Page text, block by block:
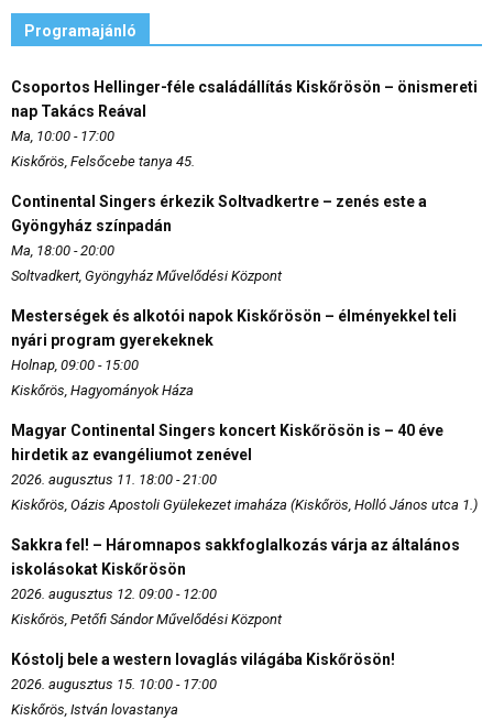
Programajánló
Csoportos Hellinger-féle családállítás Kiskőrösön – önismereti
nap Takács Reával
Ma, 10:00 - 17:00
Kiskőrös, Felsőcebe tanya 45.
Continental Singers érkezik Soltvadkertre – zenés este a
Gyöngyház színpadán
Ma, 18:00 - 20:00
Soltvadkert, Gyöngyház Művelődési Központ
Mesterségek és alkotói napok Kiskőrösön – élményekkel teli
nyári program gyerekeknek
Holnap, 09:00 - 15:00
Kiskőrös, Hagyományok Háza
Magyar Continental Singers koncert Kiskőrösön is – 40 éve
hirdetik az evangéliumot zenével
2026. augusztus 11. 18:00 - 21:00
Kiskőrös, Oázis Apostoli Gyülekezet imaháza (Kiskőrös, Holló János utca 1.)
Sakkra fel! – Háromnapos sakkfoglalkozás várja az általános
iskolásokat Kiskőrösön
2026. augusztus 12. 09:00 - 12:00
Kiskőrös, Petőfi Sándor Művelődési Központ
Kóstolj bele a western lovaglás világába Kiskőrösön!
2026. augusztus 15. 10:00 - 17:00
Kiskőrös, István lovastanya